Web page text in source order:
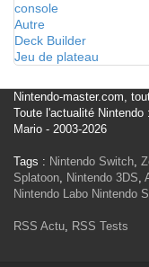
console
Autre
Deck Builder
Jeu de plateau
Nintendo-master.com,
Toute l'actualité
Mario - 2003-2026
Tags : Nintendo Switch,
Splatoon, Nintendo 3DS,
Nintendo Labo Nintendo
RSS Actu, RSS Tests